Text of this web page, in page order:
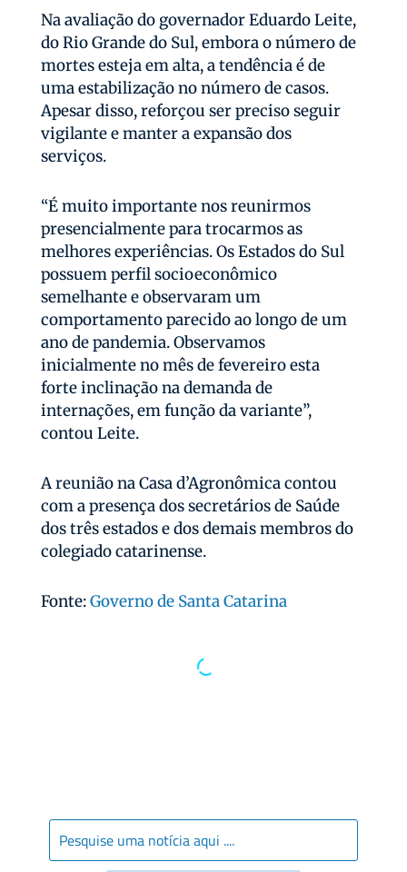
Na avaliação do governador Eduardo Leite,
do Rio Grande do Sul, embora o número de
mortes esteja em alta, a tendência é de
uma estabilização no número de casos.
Apesar disso, reforçou ser preciso seguir
vigilante e manter a expansão dos
serviços.
“É muito importante nos reunirmos
presencialmente para trocarmos as
melhores experiências. Os Estados do Sul
possuem perfil socioeconômico
semelhante e observaram um
comportamento parecido ao longo de um
ano de pandemia. Observamos
inicialmente no mês de fevereiro esta
forte inclinação na demanda de
internações, em função da variante”,
contou Leite.
A reunião na Casa d’Agronômica contou
com a presença dos secretários de Saúde
dos três estados e dos demais membros do
colegiado catarinense.
Fonte:Governo de Santa Catarina